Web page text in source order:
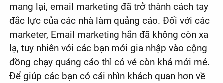
mang lại, email marketing đã trở thành cách tay
đắc lực của các nhà làm quảng cáo. Đối với các
marketer, Email marketing hẳn đã không còn xa
lạ, tuy nhiên với các bạn mới gia nhập vào cộng
đồng chạy quảng cáo thì có vẻ còn khá mới mẻ.
Để giúp các bạn có cái nhìn khách quan hơn về